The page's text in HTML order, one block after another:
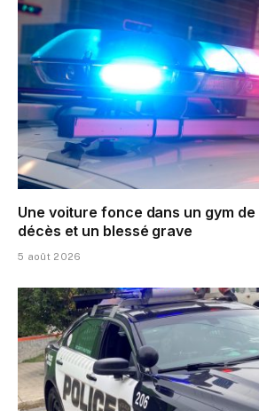
Une voiture fonce dans un gym de
décès et un blessé grave
5 août 2026